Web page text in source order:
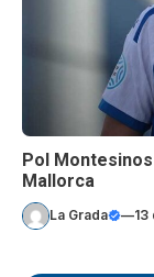
Pol
Mallorca
La Grada —